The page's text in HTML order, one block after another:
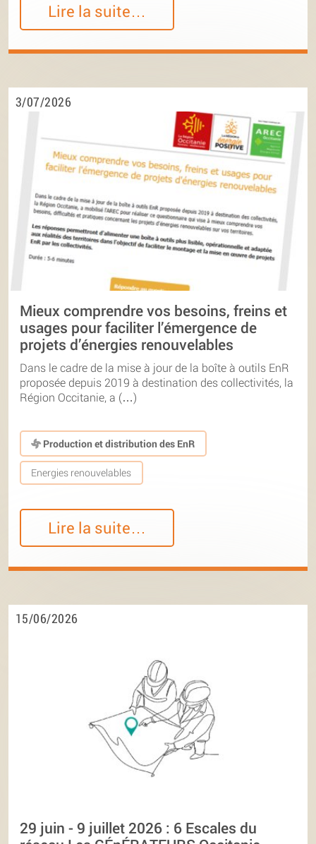
Lire la suite…
3/07/2026
Mieux comprendre vos besoins, freins et
usages pour faciliter l’émergence de
projets d’énergies renouvelables
Dans le cadre de la mise à jour de la boîte à outils EnR
proposée depuis 2019 à destination des collectivités, la
Région Occitanie, a (…)
Production et distribution des EnR
Energies renouvelables
Lire la suite…
15/06/2026
29 juin - 9 juillet 2026 : 6 Escales du